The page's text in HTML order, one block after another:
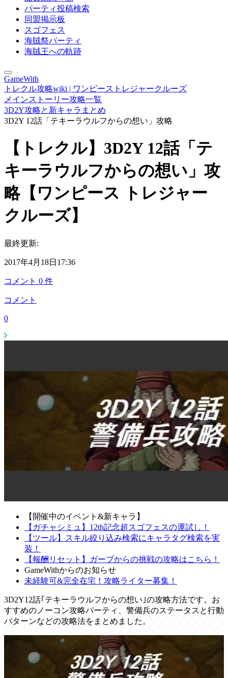
パーティ投稿検索
同盟掲示板
スゴフェス
海賊祭パーティ
海賊王への軌跡
GameWith
トレクル攻略wiki | ワンピーストレジャークルーズ
メインストーリー攻略一覧
3D2Y攻略と新キャラまとめ
3D2Y 12話「テキーラウルフからの想い」攻略
【トレクル】3D2Y 12話「テ
キーラウルフからの想い」攻
略【ワンピース トレジャー
クルーズ】
最終更新:
2017年4月18日17:36
コメント 0 件
コメント
0
【開催中のイベント&新キャラ】
【ガチャシミュ】12th記念超スゴフェスの運試し！
【ツール】スキル絞り込み検索にキャラタグ検索を実
装！
【報酬リセット】ガープからの挑戦の攻略はこちら！
GameWithからのお知らせ
未経験可&完全在宅！攻略ライター募集！
3D2Y12話｢テキーラウルフからの想い｣の攻略方法です。お
すすめのノーコン攻略パーティ、警備兵のステータスと行動
パターンなどの攻略法をまとめました。